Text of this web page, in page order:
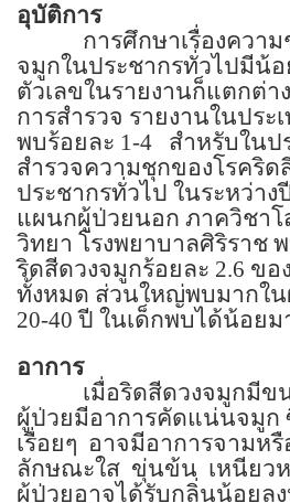
อุบัติการ
การศึกษาเรื่องควา
จมูกในประชากรทั่วไปมีน้
ตัวเลขในรายงานก็แตกต่
การสำรวจ รายงานในประ
พบร้อยละ 1-4 สำหรับในป
สำรวจความชุกของโรคริ
ประชากรทั่วไป ในระหว่าง
แผนกผู้ป่วยนอก ภาควิชาโ
วิทยา โรงพยาบาลศิริราช
ริดสีดวงจมูกร้อยละ 2.6 ขอ
ทั้งหมด ส่วนใหญ่พบมากใน
20-40ปี ในเด็กพบได้น้อยม
อาการ
เมื่อริดสีดวงจมูกมีข
ผู้ป่วยมีอาการคัดแน่นจมูก
เรื่อยๆ อาจมีอาการจามห
ลักษณะใส ขุ่นข้น เหนียว
ผู้ป่วยอาจได้รับกลิ่นน้อยล